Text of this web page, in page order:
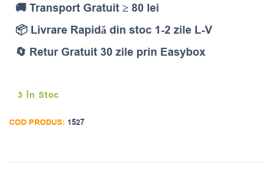
🚚 Transport Gratuit ≥ 80 lei
📦 Livrare Rapidă din stoc 1-2 zile L-V
🔄 Retur Gratuit 30 zile prin Easybox
3 În Stoc
COD PRODUS: 1527